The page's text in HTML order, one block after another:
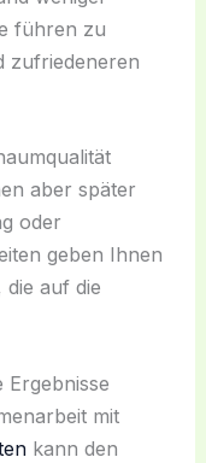
führen zu
zufriedeneren
aber später
oder
geben Ihnen
die auf die
mit
kann den